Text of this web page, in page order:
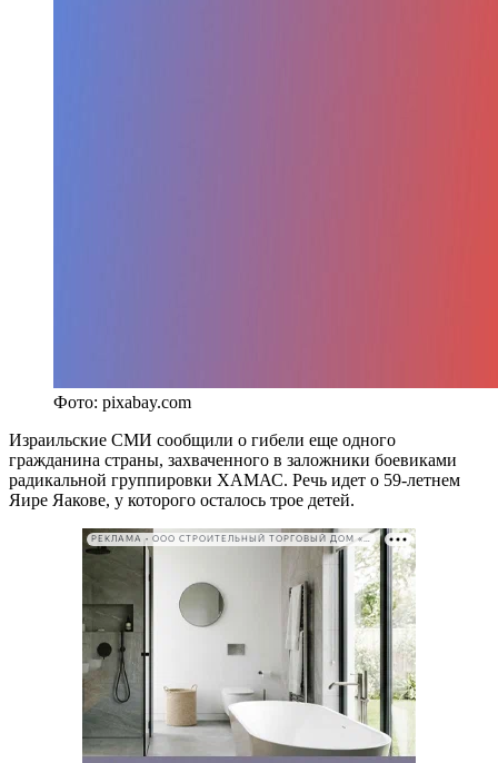
Фото: pixabay.com
Израильские СМИ сообщили о гибели еще одного
гражданина страны, захваченного в заложники боевиками
радикальной группировки ХАМАС. Речь идет о 59-летнем
Яире Яакове, у которого осталось трое детей.
РЕКЛАМА • ООО СТРОИТЕЛЬНЫЙ ТОРГОВЫЙ ДОМ «ПЕТРОВИЧ». ИНН: 7802348846